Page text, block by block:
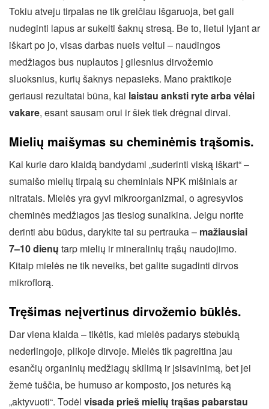
Tokiu atveju tirpalas ne tik greičiau išgaruoja, bet gali
nudeginti lapus ar sukelti šaknų stresą. Be to, lietui lyjant ar
iškart po jo, visas darbas nueis veltui – naudingos
medžiagos bus nuplautos į gilesnius dirvožemio
sluoksnius, kurių šaknys nepasieks. Mano praktikoje
geriausi rezultatai būna, kai laistau anksti ryte arba vėlai
vakare, esant sausam orui ir šiek tiek drėgnai dirvai.
Mielių maišymas su cheminėmis trąšomis.
Kai kurie daro klaidą bandydami „suderinti viską iškart“ –
sumaišo mielių tirpalą su cheminiais NPK mišiniais ar
nitratais. Mielės yra gyvi mikroorganizmai, o agresyvios
cheminės medžiagos jas tiesiog sunaikina. Jeigu norite
derinti abu būdus, darykite tai su pertrauka – mažiausiai
7–10 dienų tarp mielių ir mineralinių trąšų naudojimo.
Kitaip mielės ne tik neveiks, bet galite sugadinti dirvos
mikroflorą.
Tręšimas neįvertinus dirvožemio būklės.
Dar viena klaida – tikėtis, kad mielės padarys stebuklą
nederlingoje, plikoje dirvoje. Mielės tik pagreitina jau
esančių organinių medžiagų skilimą ir įsisavinimą, bet jei
žemė tuščia, be humuso ar komposto, jos neturės ką
„aktyvuoti“. Todėl visada prieš mielių trąšas pabarstau